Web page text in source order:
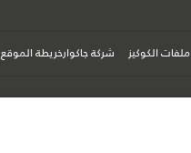
ملفات الكوكيز شركة جاكوارخريطة الموقع